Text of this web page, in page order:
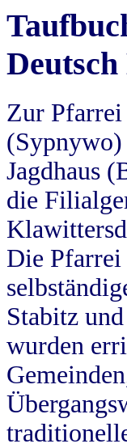
Zur
Jagdhaus
die
Die Pfarrei
Stabitz
wurden